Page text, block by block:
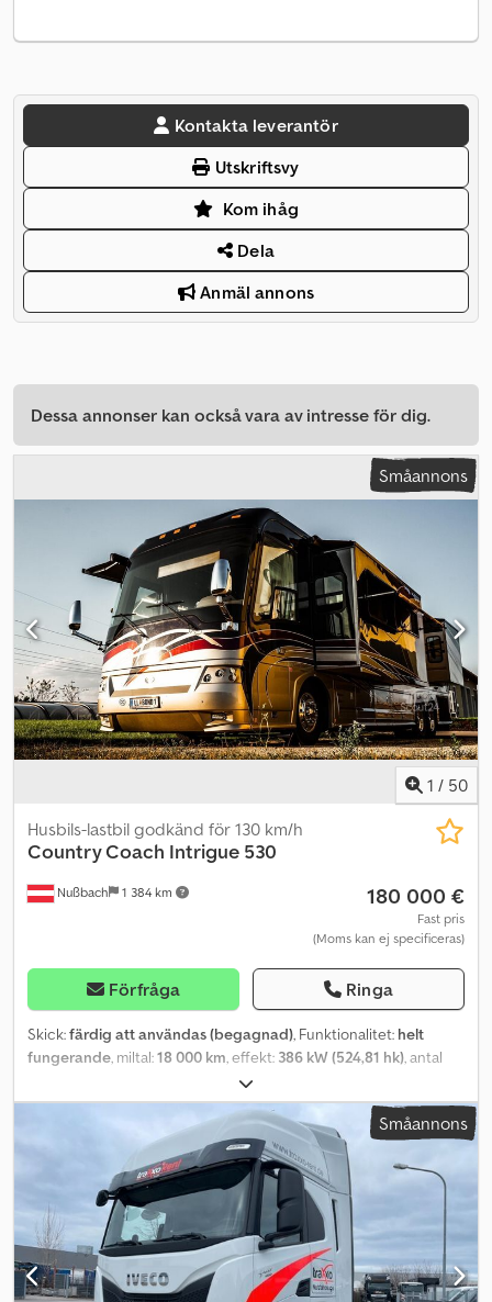
Kontakta leverantör
Utskriftsvy
Kom ihåg
Dela
Anmäl annons
Dessa annonser kan också vara av intresse för dig.
Småannons
1 / 50
Nußbach 1 384 km
Husbils-lastbil godkänd för 130 km/h
Country Coach Intrigue 530
180 000 €
Fast pris
(Moms kan ej specificeras)
Förfråga Ringa
Skick:färdig att användas (begagnad), Funktionalitet: helt
fungerande , miltal:18 000 km , effekt: 386 kW (524,81 hk) , antal
, bränsletyp:
första registrering:04/2006, nästa besiktning (TÜV):06/2027,
Country Coach , chassimodell:Country Coach,
12 000 mm , total bredd:2 550 mm, total höjd:
, axelkonfiguration:3 axlar , bränsletankens kapacitet:590 l,
21 000 kg , tomvikt:18 000 kg , rattens läge:vänster
däcksstorlek: 315/80 R22.5 , antal tidigare ägare: 1 , Tillverkningsår:
2006 , maskin-/fordonsnummer:4U7B8DZ1461105068
ABS, badrum, centrallås, dusch, elektroniskt stabilitetsprogram
(ESP), enkeltsäng, farthållare, full servicehistorik, färddator,
Småannons